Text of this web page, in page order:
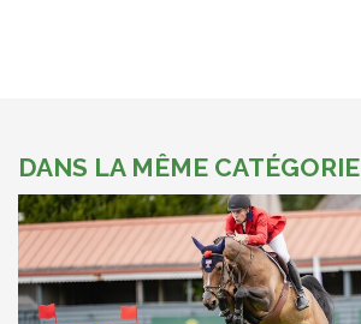
DANS LA MÊME CATÉGORIE